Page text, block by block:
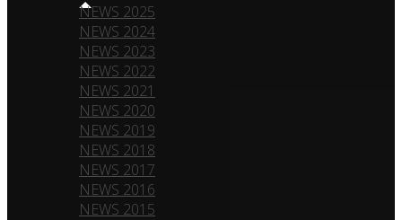
NEWS 2025
NEWS 2024
NEWS 2023
NEWS 2022
NEWS 2021
NEWS 2020
NEWS 2019
NEWS 2018
NEWS 2017
NEWS 2016
NEWS 2015